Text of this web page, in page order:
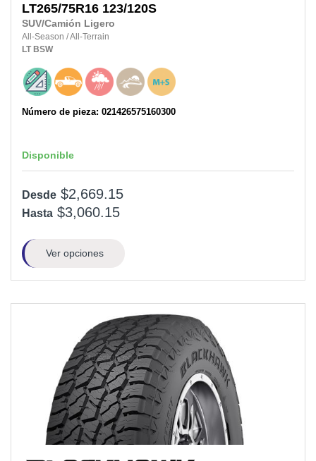
LT265/75R16 123/120S
SUV/Camión Ligero
All-Season /All-Terrain
LT BSW
Número de pieza: 021426575160300
Disponible
Desde $2,669.15
Hasta $3,060.15
Ver opciones